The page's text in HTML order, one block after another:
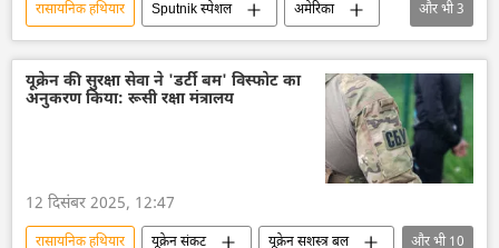
रासायनिक हथियार Sputnik स्पेशल
अमेरिका
यूक्रेन
जो बाइडन वाशिंगटन
और भी3
यूक्रेन की सुरक्षा सेवा ने 'डर्टी बम' विस्फोट का
अनुकरण किया: रूसी रक्षा मंत्रालय
12 दिसंबर 2025, 12:47
रासायनिक हथियार यूक्रेन संकट
यूक्रेन सशस्त्र बल
और भी10